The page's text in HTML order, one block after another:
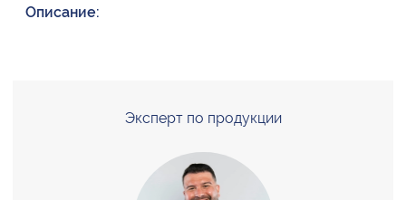
Описание:
Эксперт по продукции